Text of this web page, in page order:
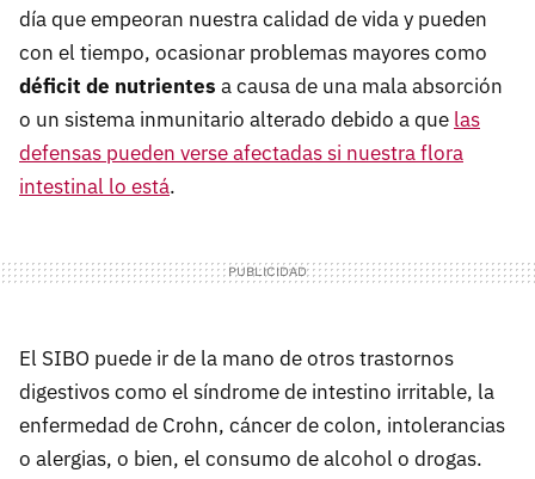
día que empeoran nuestra calidad de vida y pueden
con el tiempo, ocasionar problemas mayores como
déficit de nutrientes a causa de una mala absorción
o un sistema inmunitario alterado debido a que las
defensas pueden verse afectadas si nuestra flora
intestinal lo está.
El SIBO puede ir de la mano de otros trastornos
digestivos como el síndrome de intestino irritable, la
enfermedad de Crohn, cáncer de colon, intolerancias
o alergias, o bien, el consumo de alcohol o drogas.